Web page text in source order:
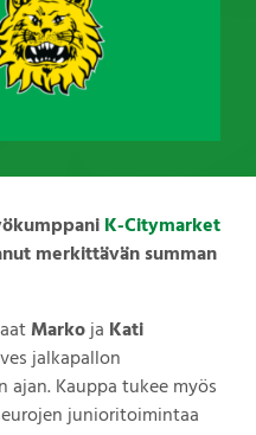
K-Citymarket
merkittävän summan
Markoja Kati
jalkapallon
Kauppa tukee myös
junioritoimintaa